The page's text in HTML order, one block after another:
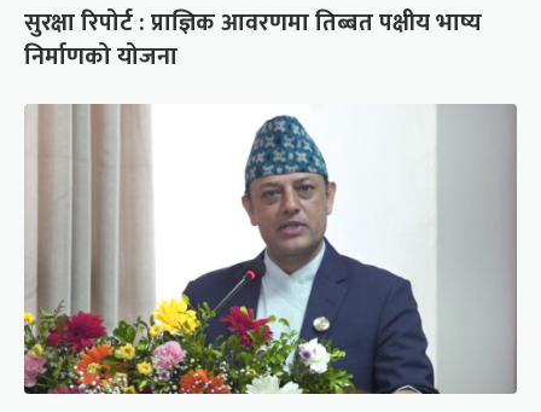
सुरक्षा रिपोर्ट : प्राज्ञिक आवरणमा तिब्बत पक्षीय भाष्य
निर्माणको योजना